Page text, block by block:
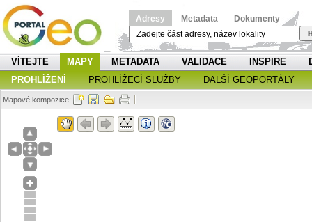
Adresy Metadata Dokumenty
VÍTEJTE MAPY METADATA VALIDACE INSPIRE
PROHLÍŽENÍ
PROHLÍŽECÍ SLUŽBY DALŠÍ GEOPORTÁLY
Mapové kompozice: